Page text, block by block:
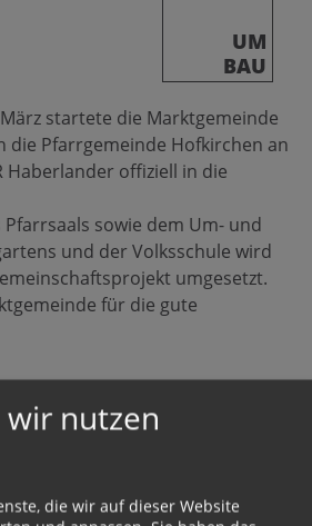
UM
BAU
startete die Marktgemeinde
die Pfarrgemeinde Hofkirchen an
Haberlander offiziell in die
sowie dem Um- und
und der Volksschule wird
umgesetzt.
für die gute
BILDER
wir nutzen
die wir auf dieser Website